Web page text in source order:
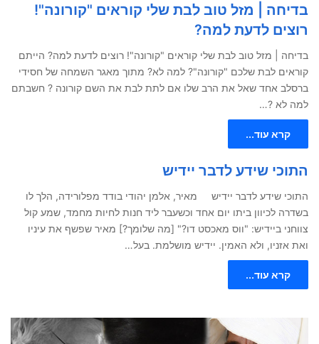
בדיחה | מזל טוב לבת שלי קוראים "קורונה"!
רוצים לדעת למה?
בדיחה | מזל טוב לבת שלי קוראים "קורונה"! רוצים לדעת למה? הייתם
קוראים לבת שלכם "קורונה"? למה לא? מתוך מאגר השמחה של חסידי
ברסלב אחד שאל את הרב שלו אם לתת לבת את השם קורונה ? חשבתם
למה לא ?…
קרא עוד...
התוכי שידע לדבר יידיש
התוכי שידע לדבר יידיש מאיר, אלמן יהודי בודד מפלורידה, הלך לו
בשדרה לכיוון ביתו יום אחד וכשעבר ליד חנות לחיות מחמד, שמע קול
צווחני ביידיש: "ווס מאכסט דו?" [מה שלומך?] מאיר שפשף את עיניו
ואת אזניו, ולא האמין. יידיש מושלמת. בעל…
קרא עוד...